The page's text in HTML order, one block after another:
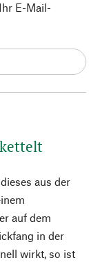
aus der
auf dem
in der
wirkt, so ist
E-Mail-